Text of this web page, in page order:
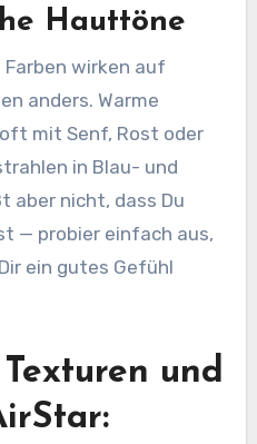
Hauttöne
wirken auf
anders. Warme
mit Senf, Rost oder
in Blau- und
aber nicht, dass Du
— probier einfach aus,
ein gutes Gefühl
und